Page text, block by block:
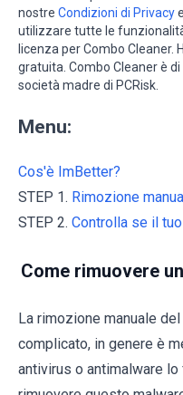
nostre Condizioni di Privacy
utilizzare tutte le
licenza per Combo Cleaner.
gratuita. Combo Cleaner è
società madre di PCRisk.
Menu:
Cos'è ImBetter?
STEP 1. Rimozione
STEP 2. Controlla se il
Come rimuovere
La rimozione manuale
complicato, in genere è
antivirus o antimalware